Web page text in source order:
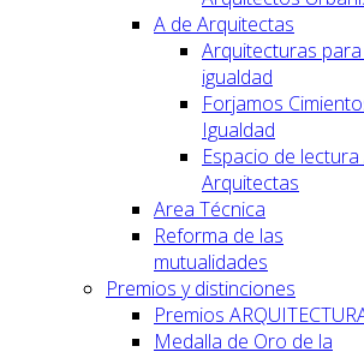
A de Arquitectas
Arquitecturas para
igualdad
Forjamos
Igualdad
Espacio de lectura
Arquitectas
Area Técnica
Reforma de las
mutualidades
Premios y distinciones
Premios
Medalla de Oro de la